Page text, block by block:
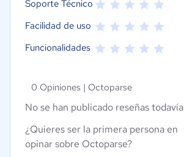
Soporte Técnico
Facilidad de uso
Funcionalidades
0 Opiniones | Octoparse
No se han publicado reseñas todavía
¿Quieres ser la primera persona en
opinar sobre Octoparse?